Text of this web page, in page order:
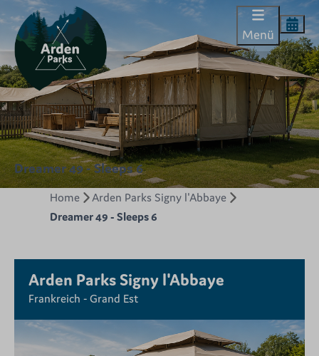
Menü
Dreamer 49 - Sleeps 6
Home
Arden Parks Signy l'Abbaye
Dreamer 49 - Sleeps 6
Arden Parks Signy l'Abbaye
Frankreich - Grand Est